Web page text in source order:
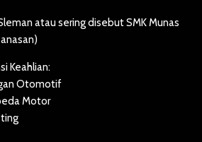
atau sering disebut SMK Munas
Keahlian:
Otomotif
Motor